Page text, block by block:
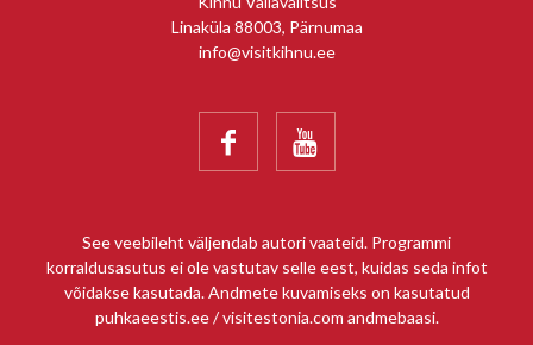
Linaküla 88003, Pärnumaa
info@visitkihnu.ee
 
See veebileht väljendab autori vaateid. Programmi
korraldusasutus ei ole vastutav selle eest, kuidas seda infot
võidakse kasutada. Andmete kuvamiseks on kasutatud
puhkaeestis.ee / visitestonia.com andmebaasi.